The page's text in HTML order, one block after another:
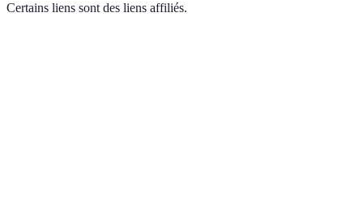
Certains liens sont des liens affiliés.